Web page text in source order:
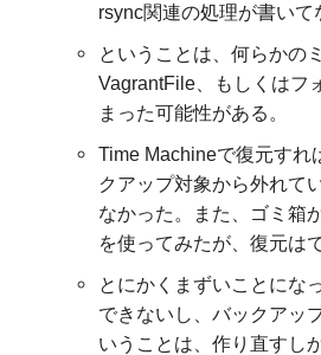
rsync関連の処理が書いて
ということは、何らかの
VagrantFile、もしくはフ
まった可能性がある。
Time Machineで復元すれ
クアップ対象から外れて
なかった。また、ゴミ箱
を使ってみたが、復元は
とにかくまずいことにな
できないし、バックアッ
いうことは、作り直すし